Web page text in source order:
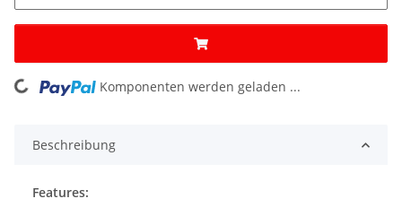
Loading... Komponenten werden geladen ...
Beschreibung
Features: